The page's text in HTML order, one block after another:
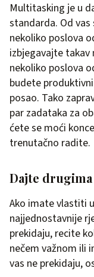
Multitasking je u
standarda. Od
nekoliko poslova
izbjegavajte
nekoliko poslova
budete
posao. Tako
par zadataka za
ćete se moći
trenutačno radite.
Dajte drugima
Ako imate vlastiti
najjednostavnije
prekidaju, recite
nečem važnom ili
vas ne prekidaju,